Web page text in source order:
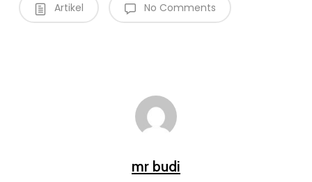
Artikel No Comments
mr budi